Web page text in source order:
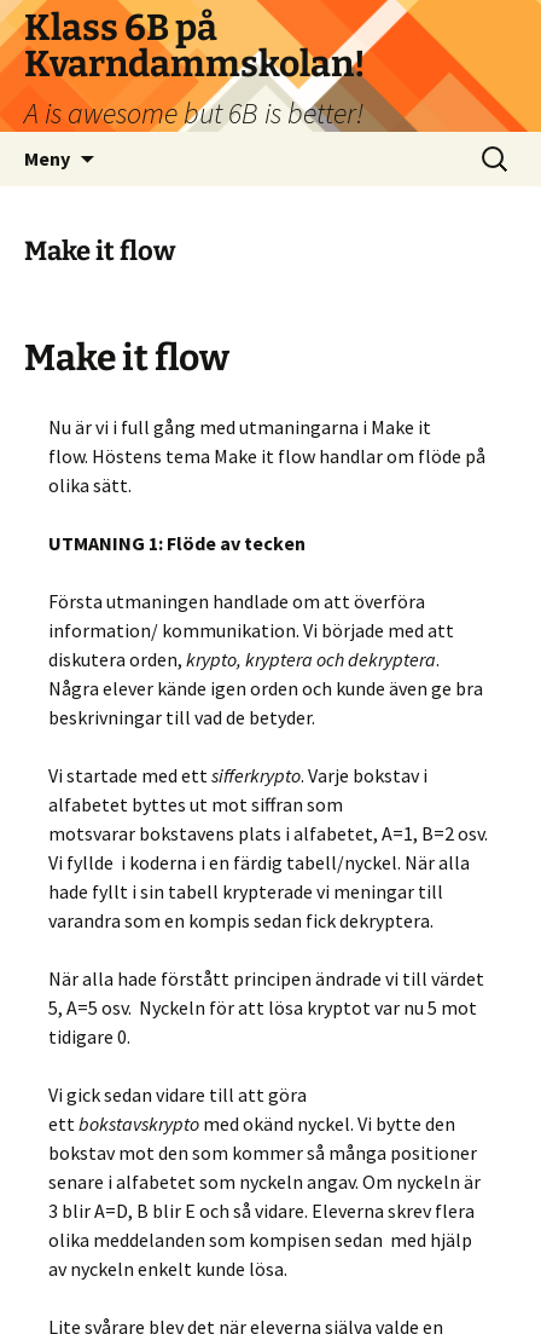
Klass 6B på
Kvarndammskolan!
A is awesome but 6B is better!
Meny
Sök
efter:
Make it flow
Make it flow
Nu är vi i full gång med utmaningarna i Make it
flow. Höstens tema Make it flow handlar om flöde på
olika sätt.
UTMANING 1: Flöde av tecken
Första utmaningen handlade om att överföra
information/ kommunikation. Vi började med att
diskutera orden, krypto, kryptera och dekryptera.
Några elever kände igen orden och kunde även ge bra
beskrivningar till vad de betyder.
Vi startade med ettsifferkrypto. Varje bokstav i
alfabetet byttes ut mot siffran som
motsvarar bokstavens plats i alfabetet, A=1, B=2 osv.
Vi fyllde i koderna i en färdig tabell/nyckel. När alla
hade fyllt i sin tabell krypterade vi meningar till
varandra som en kompis sedan fick dekryptera.
När alla hade förstått principen ändrade vi till värdet
5, A=5 osv. Nyckeln för att lösa kryptot var nu 5 mot
tidigare 0.
Vi gick sedan vidare till att göra
ettbokstavskrypto med okänd nyckel. Vi bytte den
bokstav mot den som kommer så många positioner
senare i alfabetet som nyckeln angav. Om nyckeln är
3 blir A=D, B blir E och så vidare. Eleverna skrev flera
olika meddelanden som kompisen sedan med hjälp
av nyckeln enkelt kunde lösa.
Lite svårare blev det när eleverna själva valde en